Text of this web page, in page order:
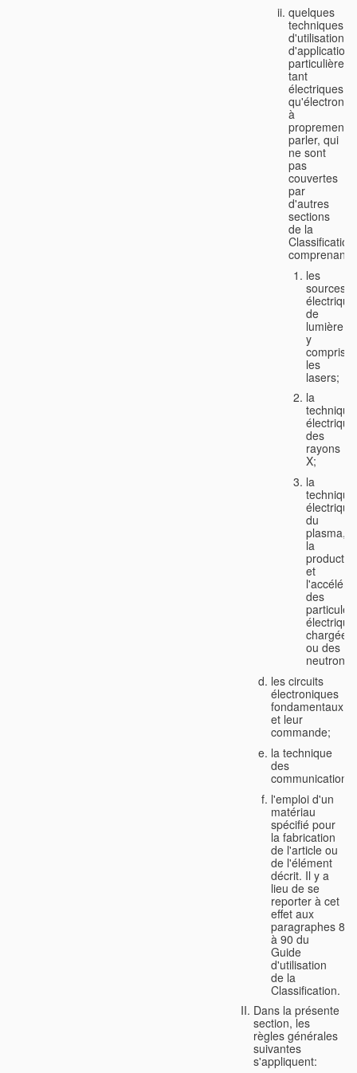
quelques
techniques
d'utilisation
d'application
particulière,
tant
électriques
à
proprement
parler, qui
ne sont
pas
couvertes
par
d'autres
sections
de la
Classification,
comprenant:
les
sources
de
lumière,
y
compris
les
lasers;
la
technique
électrique
des
rayons
X;
la
technique
électrique
du
plasma,
la
et
des
particules
chargées
ou des
neutrons;
les circuits
électroniques
fondamentaux
et leur
commande;
la technique
des
communications;
l'emploi d'un
matériau
spécifié pour
la fabrication
de l'article ou
de l'élément
décrit. Il y a
lieu de se
reporter à cet
effet aux
paragraphes 88
à 90 du
Guide
d'utilisation
de la
Classification.
Dans la présente
section, les
règles générales
suivantes
s'appliquent: